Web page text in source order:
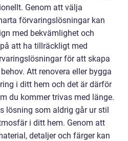
Genom att välja
förvaringslösningar kan
med bekvämlighet och
att ha tillräckligt med
för att skapa
Att renovera eller bygga
i ditt hem och det är därför
du kommer trivas med länge.
lösning som aldrig går ur stil
i ditt hem. Genom att
detaljer och färger kan